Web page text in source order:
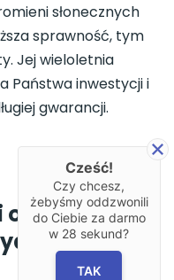
słonecznych
sprawność, tym
Jej wieloletnia
Państwa inwestycji i
gwarancji.
AM Group
Cześć!
Czy chcesz,
żebyśmy oddzwonili
do Ciebie za darmo
w 28 sekund?
TAK